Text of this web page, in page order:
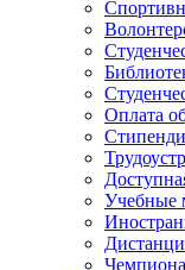
Оплата
Учебные